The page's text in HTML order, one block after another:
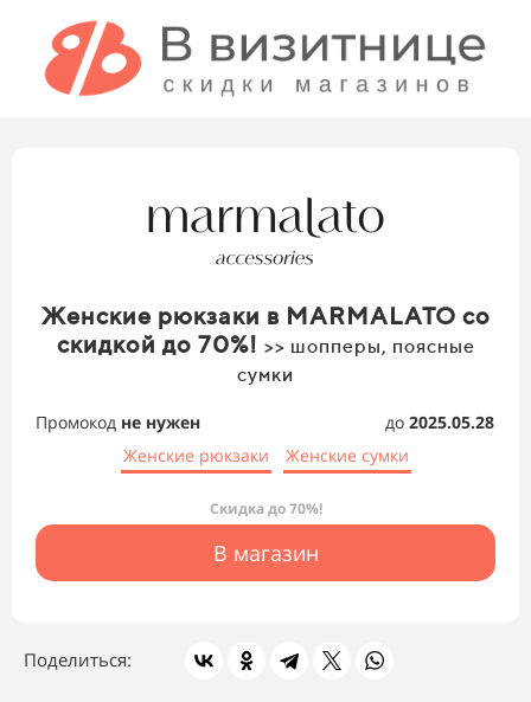
Женские рюкзаки в MARMALATO со
скидкой до 70%! >> шопперы, поясные
сумки
Промокод не нужен до 2025.05.28
Женские рюкзаки
Женские сумки
Скидка до 70%!
В магазин
Поделиться: